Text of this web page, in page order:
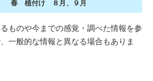
春 植付け ８月、９月
ものや今までの感覚・調べた情報を参
一般的な情報と異なる場合もありま